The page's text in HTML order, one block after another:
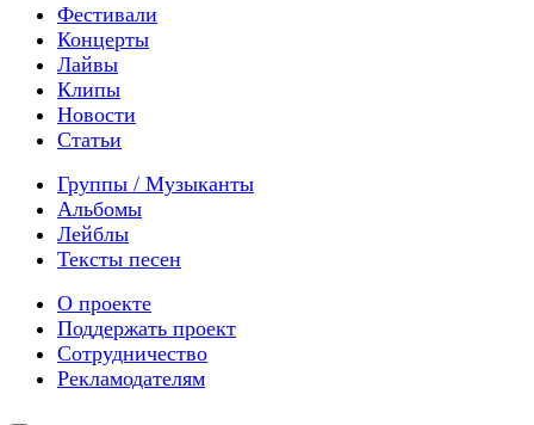
Фестивали
Концерты
Лайвы
Клипы
Новости
Статьи
Группы / Музыканты
Альбомы
Лейблы
Тексты песен
О проекте
Поддержать проект
Сотрудничество
Рекламодателям